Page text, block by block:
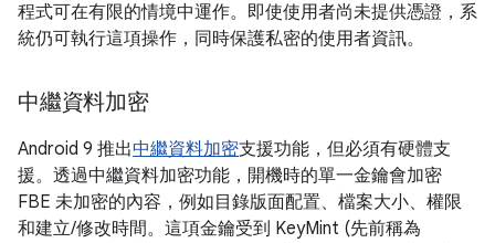
程式可在有限的情境中運作。即使使用者尚未提供憑證，系
統仍可執行這項操作，同時保護私密的使用者資訊。
中繼資料加密
Android 9 推出中繼資料加密支援功能，但必須有硬體支
援。透過中繼資料加密功能，開機時的單一金鑰會加密
FBE 未加密的內容，例如目錄版面配置、檔案大小、權限
和建立/修改時間。這項金鑰受到 KeyMint (先前稱為